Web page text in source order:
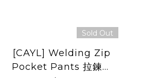
Sold Out
[CAYL] Welding Zip
Pocket Pants 拉鍊多